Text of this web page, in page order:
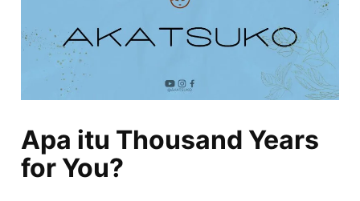
Apa itu Thousand Years
for You?